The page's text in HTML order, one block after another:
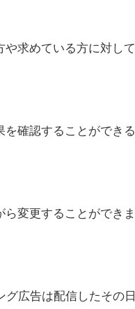
や求めている方に対して
を確認することができる
変更することができま
広告は配信したその日